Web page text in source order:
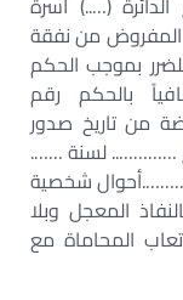
المفروض من نفقة
بموجب الحكم
بالحكم رقم
من تاريخ صدور
………….. لسنة …….
شخصية
المعجل وبلا
المحاماة مع